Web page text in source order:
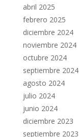
abril 2025
febrero 2025
diciembre 2024
noviembre 2024
octubre 2024
septiembre 2024
agosto 2024
julio 2024
junio 2024
diciembre 2023
septiembre 2023